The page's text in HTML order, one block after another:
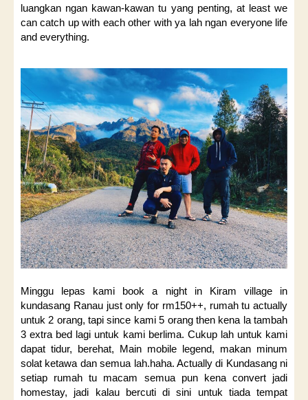
luangkan ngan kawan-kawan tu yang penting, at least we
can catch up with each other with ya lah ngan everyone life
and everything.
Minggu lepas kami book a night in Kiram village in
kundasang Ranau just only for rm150++, rumah tu actually
untuk 2 orang, tapi since kami 5 orang then kena la tambah
3 extra bed lagi untuk kami berlima. Cukup lah untuk kami
dapat tidur, berehat, Main mobile legend, makan minum
solat ketawa dan semua lah.haha. Actually di Kundasang ni
setiap rumah tu macam semua pun kena convert jadi
homestay, jadi kalau bercuti di sini untuk tiada tempat